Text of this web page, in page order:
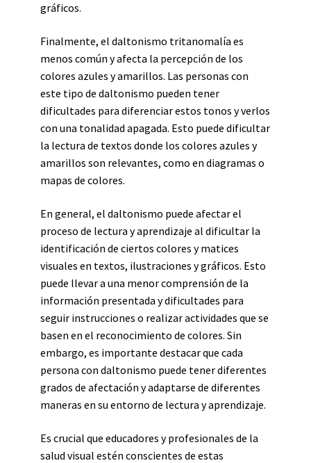
gráficos.
Finalmente, el daltonismo tritanomalía es
menos común y afecta la percepción de los
colores azules y amarillos. Las personas con
este tipo de daltonismo pueden tener
dificultades para diferenciar estos tonos y verlos
con una tonalidad apagada. Esto puede dificultar
la lectura de textos donde los colores azules y
amarillos son relevantes, como en diagramas o
mapas de colores.
En general, el daltonismo puede afectar el
proceso de lectura y aprendizaje al dificultar la
identificación de ciertos colores y matices
visuales en textos, ilustraciones y gráficos. Esto
puede llevar a una menor comprensión de la
información presentada y dificultades para
seguir instrucciones o realizar actividades que se
basen en el reconocimiento de colores. Sin
embargo, es importante destacar que cada
persona con daltonismo puede tener diferentes
grados de afectación y adaptarse de diferentes
maneras en su entorno de lectura y aprendizaje.
Es crucial que educadores y profesionales de la
salud visual estén conscientes de estas